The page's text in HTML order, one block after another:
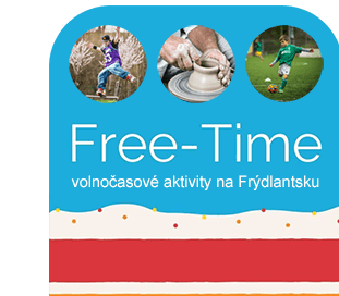
JIZERSKÁ NOTA 2026 – 45. ROČNÍK
FESTIVALU
Autokemp Hejnice, 463 62 Hejnice
18.00 - 23.59 (26) (GMT+02:00)
Druh akce Festival, Folk, Hejnice, Hudba,